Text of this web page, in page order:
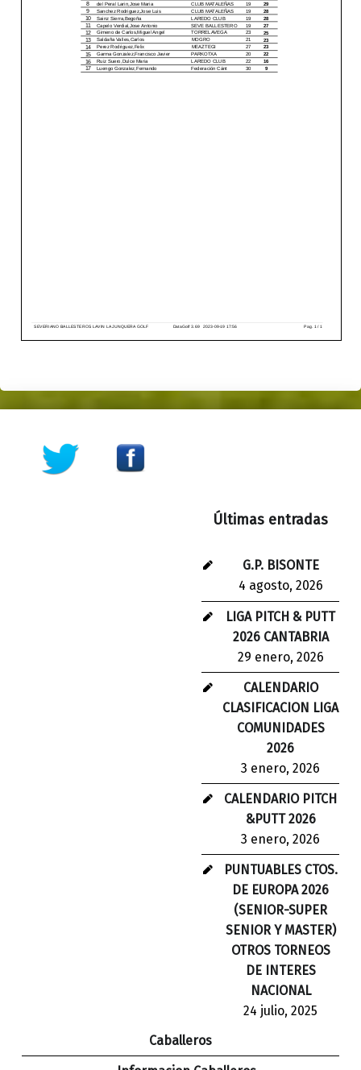
Últimas entradas
G.P. BISONTE
4 agosto, 2026
LIGA PITCH & PUTT
2026 CANTABRIA
29 enero, 2026
CALENDARIO
CLASIFICACION LIGA
COMUNIDADES
2026
3 enero, 2026
CALENDARIO PITCH
&PUTT 2026
3 enero, 2026
PUNTUABLES CTOS.
DE EUROPA 2026
(SENIOR-SUPER
SENIOR Y MASTER)
OTROS TORNEOS
DE INTERES
NACIONAL
24 julio, 2025
Caballeros